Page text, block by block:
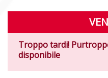
Troppo tardi!
disponibile